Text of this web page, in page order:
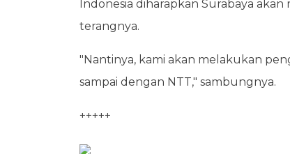
Indonesia diharapkan Surabaya
terangnya.
"Nantinya, kami akan melakukan
sampai dengan NTT," sambungnya.
+++++